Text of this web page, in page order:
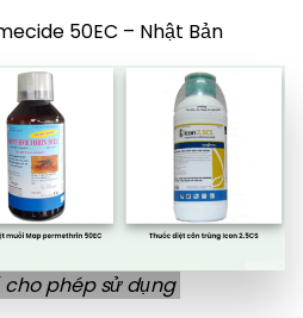
50EC – Nhật Bản
cho phép sử dụng